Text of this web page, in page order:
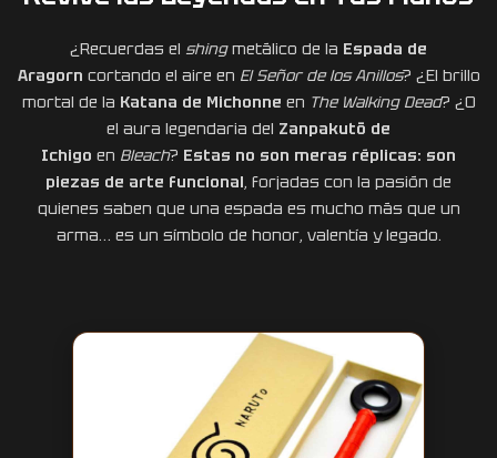
¿Recuerdas el shingmetálico de la Espada de
Aragorn cortando el aire en El Señor de los Anillos? ¿El brillo
mortal de la Katana de Michonne en The Walking Dead? ¿O
el aura legendaria del Zanpakutō de
Ichigo en Bleach? Estas no son meras réplicas: son
piezas de arte funcional, forjadas con la pasión de
quienes saben que una espada es mucho más que un
arma… es un símbolo de honor, valentía y legado.